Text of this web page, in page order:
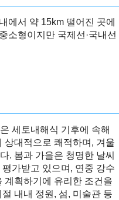
에서 약 15km 떨어진 곳에
소형이지만 국제선·국내선
세토내해식 기후에 속해
상대적으로 쾌적하며, 겨울
. 봄과 가을은 청명한 날씨
가받고 있으며, 연중 강수
계획하기에 유리한 조건을
내내 정원, 섬, 미술관 등